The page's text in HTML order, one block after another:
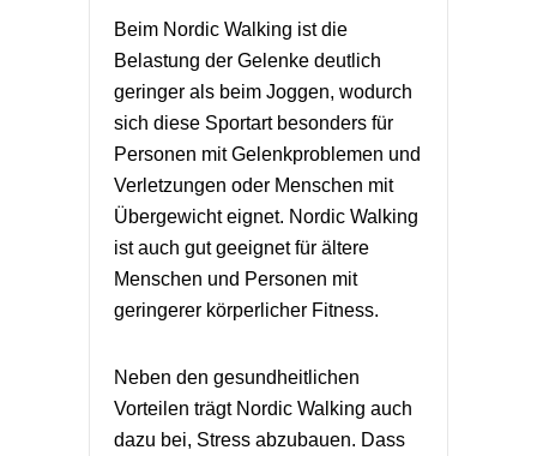
Beim Nordic Walking ist die
Belastung der Gelenke deutlich
geringer als beim Joggen, wodurch
sich diese Sportart besonders für
Personen mit Gelenkproblemen und
Verletzungen oder Menschen mit
Übergewicht eignet. Nordic Walking
ist auch gut geeignet für ältere
Menschen und Personen mit
geringerer körperlicher Fitness.
Neben den gesundheitlichen
Vorteilen trägt Nordic Walking auch
dazu bei, Stress abzubauen. Dass